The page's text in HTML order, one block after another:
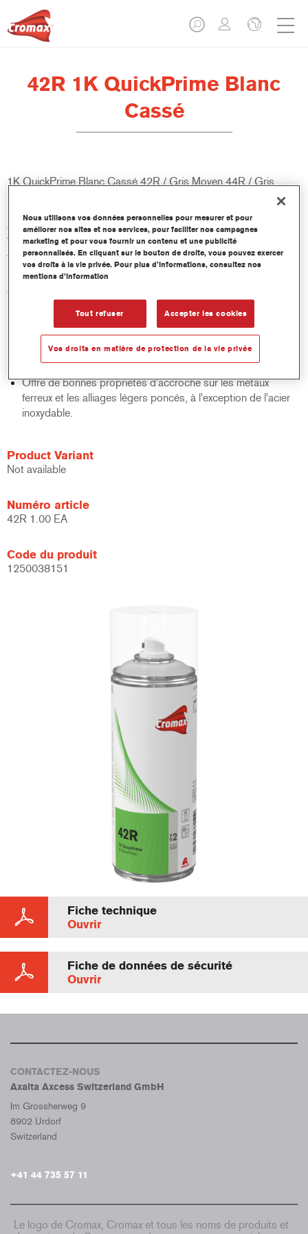
42R 1K QuickPrime Blanc
Cassé
1K QuickPrime Blanc Cassé 42R / Gris Moyen 44R / Gris
Foncé 46R est un Wash Primer-Apprêt universel conditionné en
bombe aérosol de 400 ml. Il est conçu pour les petites perces
de ponçage, y compris le métal nu. Il fait partie du concept
ValueShade, qui fournit la sous-couche optimale pour chaque
teinte de finition.
Caractéristiques du produit
Disponible en Blanc Cassé, Gris et Gris Foncé.
Offre une très bonne résistance à la corrosion.
Peut être utilisé comme primaire sans ponçage.
Fait partie du concept ValueShade.
Offre de bonnes propriétés d'accroche sur les métaux
ferreux et les alliages légers poncés, à l'exception de l'acier
inoxydable.
Product Variant
Not available
Numéro article
42R 1.00 EA
Code du produit
1250038151
Fiche technique
Ouvrir
Fiche de données de sécurité
Ouvrir
CONTACTEZ-NOUS
Axalta Axcess Switzerland GmbH
Im Grossherweg 9
8902 Urdorf
Switzerland
+41 44 735 57 11
Le logo de Cromax, Cromax et tous les noms de produits et
Nous utilisons vos données personnelles pour mesurer et pour
améliorer nos sites et nos services, pour faciliter nos campagnes
marketing et pour vous fournir un contenu et une publicité
personnalisés. En cliquant sur le bouton de droite, vous pouvez exercer
vos droits à la vie privée. Pour plus d’informations, consultez nos
mentions d’information
Tout refuser Accepter les cookies
Vos droits en matière de protection de la vie privée